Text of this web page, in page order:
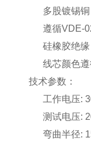
多股镀锡铜
遵循VDE-
硅橡胶绝缘
线芯颜色遵
技术参数：
工作电压:
测试电压:
弯曲半径: